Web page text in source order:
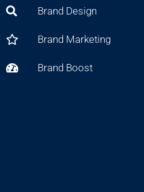
Brand Design
Brand Marketing
Brand Boost